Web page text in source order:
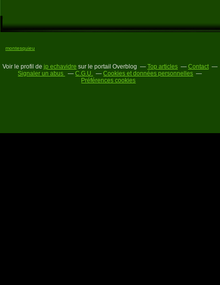
montesquieu
Voir le profil de jp echavidre sur le portail Overblog Top articles
Contact
Signaler un abus
C.G.U.
Cookies et données personnelles
Préférences cookies